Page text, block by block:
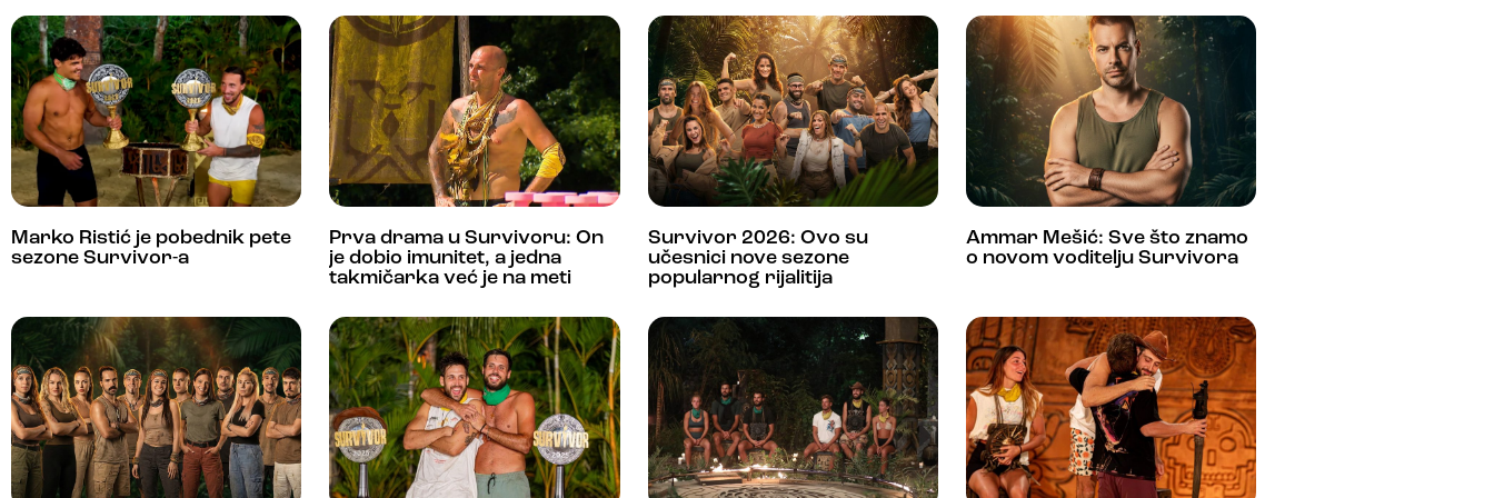
Marko Ristić je pobednik pete
sezone Survivor-a
Prva drama u Survivoru: On
je dobio imunitet, a jedna
takmičarka već je na meti
Survivor 2026: Ovo su
učesnici nove sezone
popularnog rijalitija
Ammar Mešić: Sve što znamo
o novom voditelju Survivora